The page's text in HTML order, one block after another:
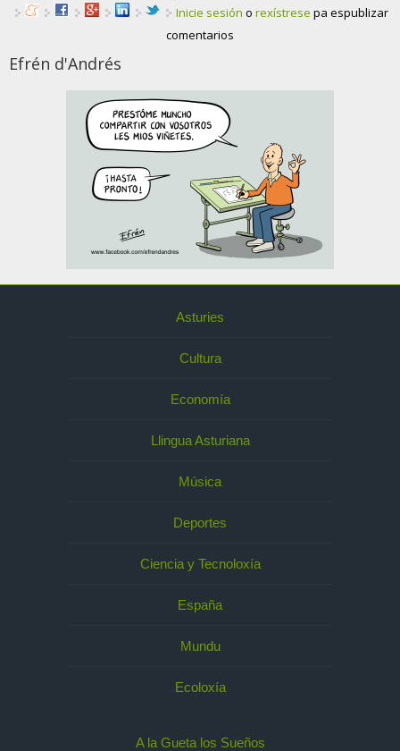
Inicie sesión o rexístrese pa espublizar
comentarios
Efrén d'Andrés
Asturies
Cultura
Economía
Llingua Asturiana
Música
Deportes
Ciencia y Tecnoloxía
España
Mundu
Ecoloxía
A la Gueta los Sueños